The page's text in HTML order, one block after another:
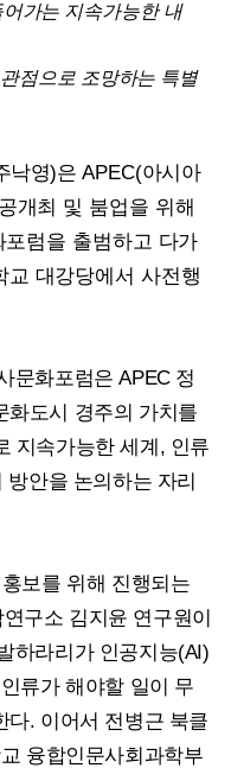
가는 지속가능한 내
점으로 조망하는 특별
낙영)은 APEC(아시아
개최 및 붐업을 위해
럼을 출범하고 다가
교 대강당에서 사전행
문화포럼은APEC 정
화도시 경주의 가치를
지속가능한 세계 , 인류
방안을 논의하는 자리
홍보를 위해 진행되는
구소 김지윤 연구원이
하라리가 인공지능(AI)
류가 해야할 일이 무
다. 이어서 전병근 북클
융합인문사회과학부